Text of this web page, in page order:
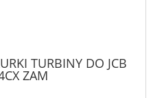
TURBINY DO JCB
ZAM